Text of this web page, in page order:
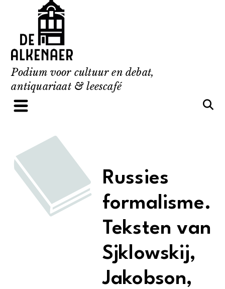
content
Podium voor cultuur en debat,
antiquariaat & leescafé
Russies
formalisme.
Teksten van
Sjklowskij,
Jakobson,